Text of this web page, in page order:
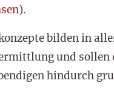
).
bilden in
und sollen
hindurch